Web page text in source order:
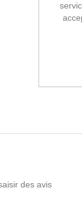
des avis